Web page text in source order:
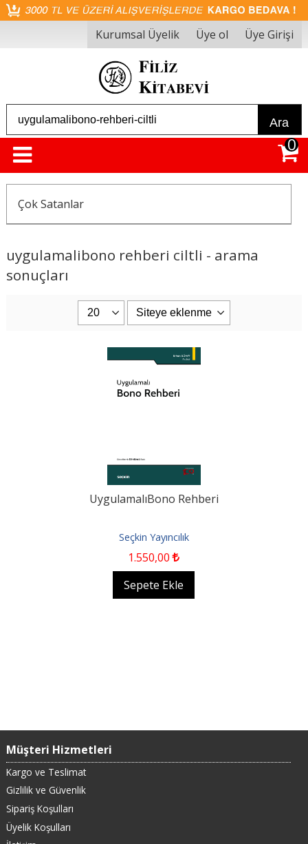
Kurumsal Üyelik Üye ol Üye Girişi
Ara
0
Çok Satanlar
uygulamalibono rehberi ciltli - arama
sonuçları
UygulamalıBono Rehberi
Seçkin Yayıncılık
1.550,00
Sepete Ekle
Müşteri Hizmetleri
Kargo ve Teslimat
Gizlilik ve Güvenlik
Sipariş Koşulları
Üyelik Koşulları